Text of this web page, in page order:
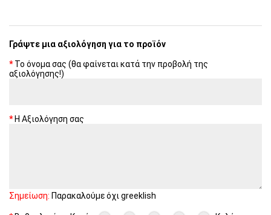
Γράψτε μια αξιολόγηση για το προϊόν
Το όνομα σας (θα φαίνεται κατά την προβολή της
αξιολόγησης!)
Η Αξιολόγηση σας
Σημείωση: Παρακαλούμε όχι greeklish